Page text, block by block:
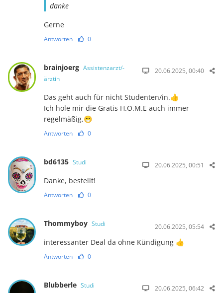
danke
Gerne
Antworten 0
brainjoerg Assistenzarzt/-
ärztin
20.06.2025, 00:40
Das geht auch für nicht Studenten/in.👍
Ich hole mir die Gratis H.O.M.E auch immer
regelmäßig.😁
Antworten 0
bd6135 Studi 20.06.2025, 00:51
Danke, bestellt!
Antworten 0
Thommyboy Studi 20.06.2025, 05:54
interessanter Deal da ohne Kündigung 👍
Antworten 0
Blubberle Studi 20.06.2025, 06:42